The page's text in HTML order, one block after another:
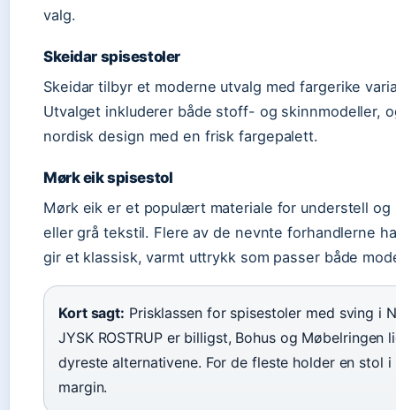
valg.
Skeidar spisestoler
Skeidar tilbyr et moderne utvalg med fargerike
Utvalget inkluderer både stoff- og skinnmodeller,
nordisk design med en frisk fargepalett.
Mørk eik spisestol
Mørk eik er et populært materiale for understell
eller grå tekstil. Flere av de nevnte forhandlerne
gir et klassisk, varmt uttrykk som passer både
Kort sagt: Prisklassen for spisestoler med sving i
JYSK ROSTRUP er billigst, Bohus og
dyreste alternativene. For de fleste holder en stol
margin.